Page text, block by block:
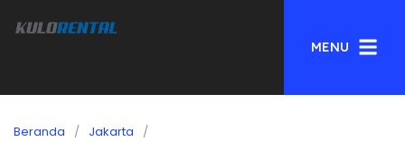
MENU
Beranda
Jakarta